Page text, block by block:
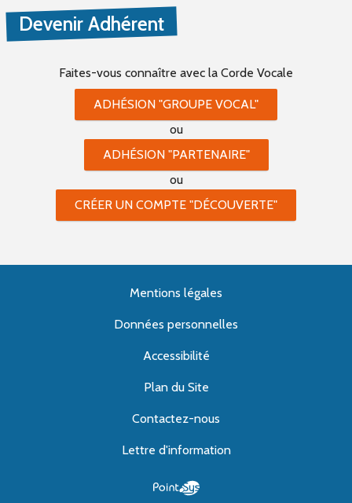
Devenir Adhérent
Faites-vous connaître avec la Corde Vocale
ADHÉSION "GROUPE VOCAL"
ou
ADHÉSION "PARTENAIRE"
ou
CRÉER UN COMPTE "DÉCOUVERTE"
Mentions légales
Données personnelles
Accessibilité
Plan du Site
Contactez-nous
Lettre d'information